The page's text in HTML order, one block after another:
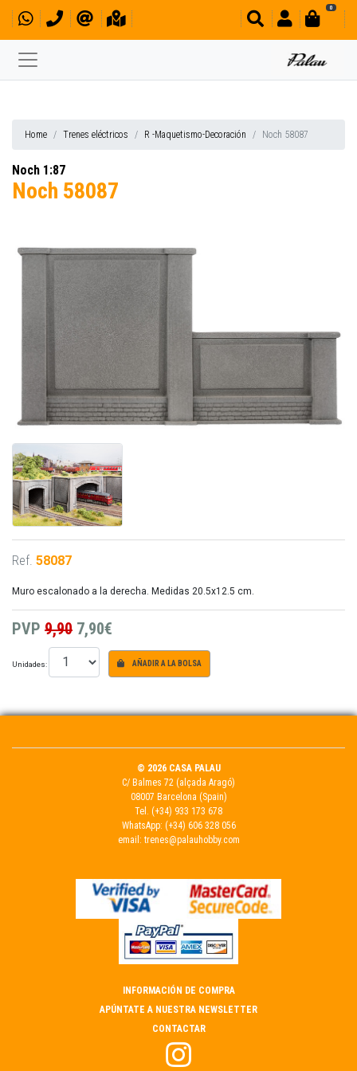
0
Home Trenes eléctricos R -Maquetismo-Decoración Noch 58087
Noch 1:87
Noch 58087
Ref. 58087
Muro escalonado a la derecha. Medidas 20.5x12.5 cm.
PVP 9,90 7,90€
Unidades: AÑADIR A LA BOLSA
© 2026 CASA PALAU
C/ Balmes 72 (alçada Aragó)
08007 Barcelona (Spain)
Tel. (+34) 933 173 678
WhatsApp: (+34) 606 328 056
email: trenes@palauhobby.com
INFORMACIÓN DE COMPRA
APÚNTATE A NUESTRA NEWSLETTER
CONTACTAR